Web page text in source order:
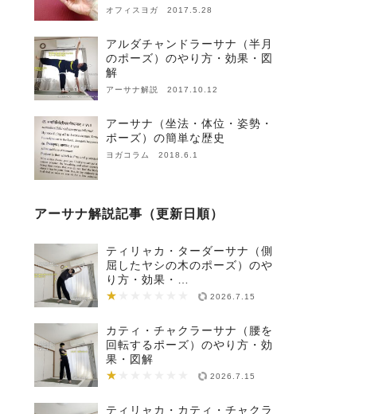
オフィスヨガ 2017.5.28
アルダチャンドラーサナ（半月
のポーズ）のやり方・効果・図
解
アーサナ解説 2017.10.12
アーサナ（坐法・体位・姿勢・
ポーズ）の簡単な歴史
ヨガコラム 2018.6.1
アーサナ解説記事（更新日順）
ティリャカ・ターダーサナ（側
屈したヤシの木のポーズ）のや
り方・効果・…
★
★★★★★★★ 2026.7.15
カティ・チャクラーサナ（腰を
回転するポーズ）のやり方・効
果・図解
★
★★★★★★★ 2026.7.15
ティリャカ・カティ・チャクラ